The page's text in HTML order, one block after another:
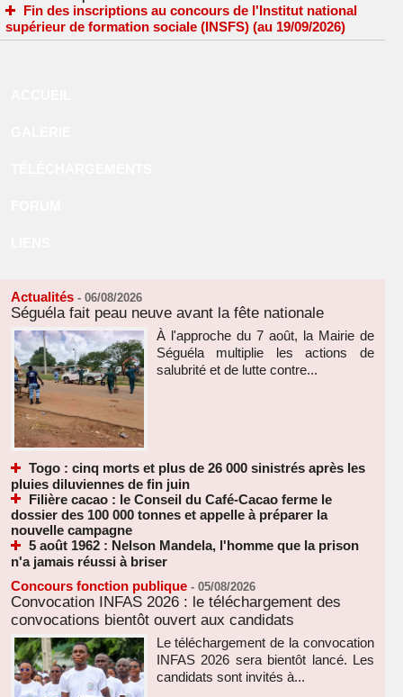
Fin des inscriptions au concours de l'Institut national
supérieur de formation sociale (INSFS) (au 19/09/2026)
Actualités - 06/08/2026
Séguéla fait peau neuve avant la fête nationale
À l'approche du 7 août, la Mairie de
Séguéla multiplie les actions de
salubrité et de lutte contre...
Togo : cinq morts et plus de 26 000 sinistrés après les
pluies diluviennes de fin juin
Filière cacao : le Conseil du Café-Cacao ferme le
dossier des 100 000 tonnes et appelle à préparer la
nouvelle campagne
5 août 1962 : Nelson Mandela, l'homme que la prison
n'a jamais réussi à briser
Concours fonction publique - 05/08/2026
Convocation INFAS 2026 : le téléchargement des
convocations bientôt ouvert aux candidats
Le téléchargement de la convocation
INFAS 2026 sera bientôt lancé. Les
candidats sont invités à...